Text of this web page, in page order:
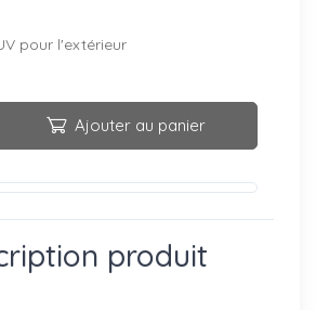
pour l'extérieur
Ajouter au panier
produit